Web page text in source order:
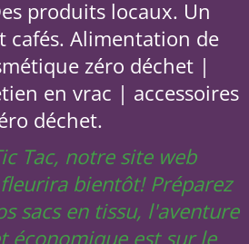
produits locaux. Un
cafés. Alimentation de
zéro déchet |
en vrac | accessoires
déchet.
Tac, notre site web
bientôt! Préparez
sacs en tissu, l'aventure
économique est sur le